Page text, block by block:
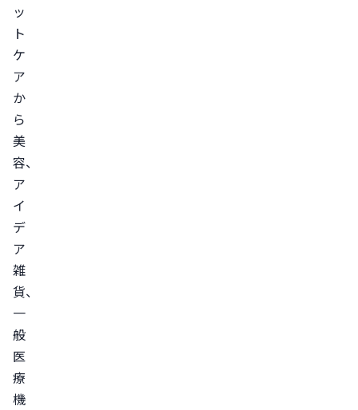
ッ
ト
ケ
ア
か
ら
美
容、
ア
イ
デ
ア
雑
貨、
一
般
医
療
機